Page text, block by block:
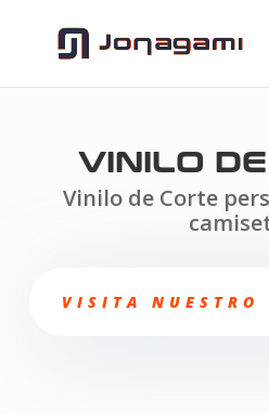
VINILO
Vinilo de Corte
VISITA NUESTRO